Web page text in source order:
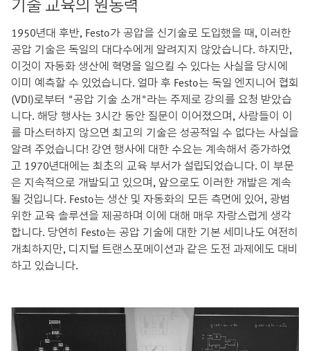
1950년대 후반, Festo가 공압을 신기술로 도입했을 때, 이러한
공압 기술은 독일의 대다수에게 알려지지 않았습니다. 하지만,
이것이 자동화 생산에 혁명을 일으킬 수 있다는 사실을 당시에
이미 예측할 수 있었습니다. 얼마 후 Festo는 독일 엔지니어 협회
(VDI)로부터 "공압 기술 소개"라는 주제로 강의를 요청 받았습
니다. 해당 행사는 3시간 동안 질문이 이어졌으며, 사람들이 이
를 마스터하지 않으면 최고의 기술은 성공적일 수 없다는 사실을
알려 주었습니다! 강연 행사에 대한 수요는 계속해서 증가하였
고 1970년대에는 최초의 교육 부서가 설립되었습니다. 이 부문
은 지속적으로 개발되고 있으며, 앞으로도 이러한 개발은 계속
될 것입니다. Festo는 생산 및 자동화의 모든 측면에 있어, 광범
위한 교육 솔루션을 제공하며 이에 대해 매우 자랑스럽게 생각
합니다. 당연히 Festo는 공압 기술에 대한 기본 세미나도 여전히
개최하지만, 디지털 트랜스포메이션과 같은 도전 과제에도 대비
하고 있습니다.